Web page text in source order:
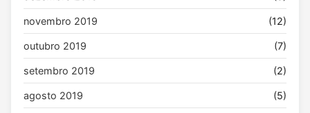
novembro 2019 (12)
outubro 2019 (7)
setembro 2019 (2)
agosto 2019 (5)